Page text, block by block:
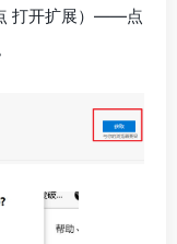
打开扩展）——点